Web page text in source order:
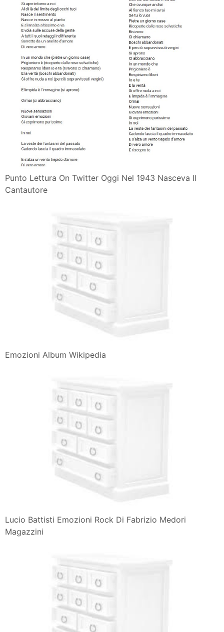
Punto Lettura On Twitter Oggi Nel 1943 Nasceva Il
Cantautore
Emozioni Album Wikipedia
Lucio Battisti Emozioni Rock Di Fabrizio Medori
Magazzini